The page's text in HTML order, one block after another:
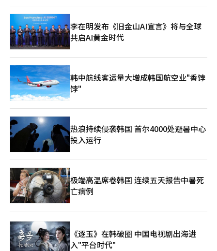
李在明发布《旧金山AI宣言》将与全球
共启AI黄金时代
韩中航线客运量大增成韩国航空业"香饽
饽"
热浪持续侵袭韩国 首尔4000处避暑中心
投入运行
极端高温席卷韩国 连续五天报告中暑死
亡病例
《逐玉》在韩破圈 中国电视剧出海进
入"平台时代"